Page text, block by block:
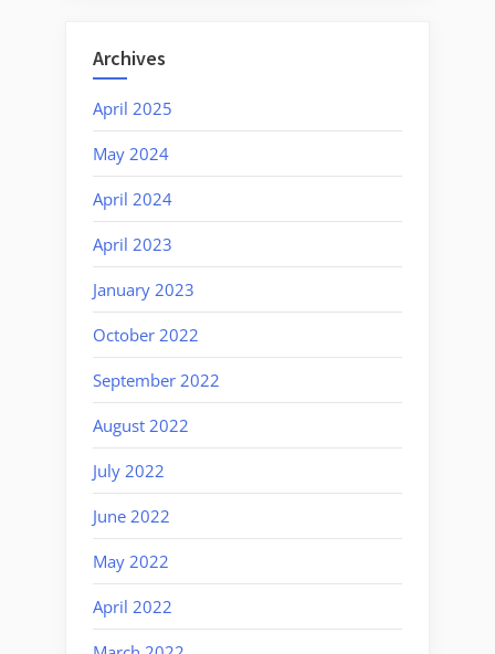
Archives
April 2025
May 2024
April 2024
April 2023
January 2023
October 2022
September 2022
August 2022
July 2022
June 2022
May 2022
April 2022